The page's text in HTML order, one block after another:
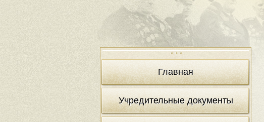
Главная
Учредительные документы